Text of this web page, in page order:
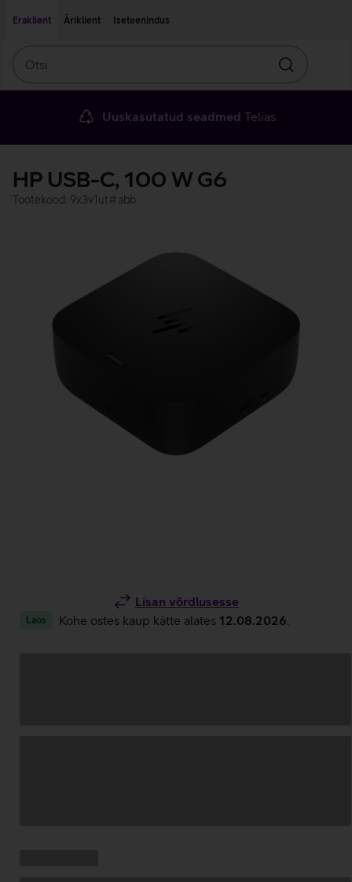
Eraklient
Äriklient Iseteenindus
Otsin
Uuskasutatud seadmed Telias
HP USB-C, 100 W G6
Tootekood: 9x3v1ut#abb
Lisan võrdlusesse
Laos Kohe ostes kaup kätte alates 12.08.2026